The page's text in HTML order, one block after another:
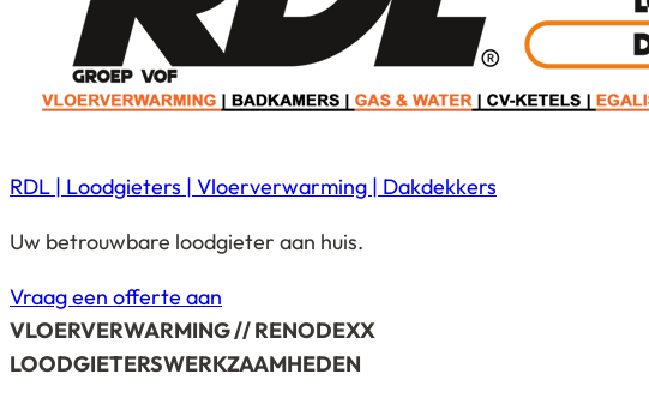
RDL | Loodgieters | Vloerverwarming | Dakdekkers
Uw betrouwbare loodgieter aan huis.
Vraag een offerte aan
VLOERVERWARMING // RENODEXX
LOODGIETERSWERKZAAMHEDEN